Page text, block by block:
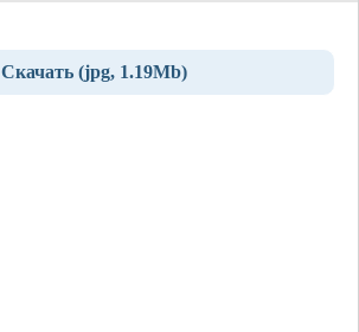
Скачать (jpg, 1.19Mb)